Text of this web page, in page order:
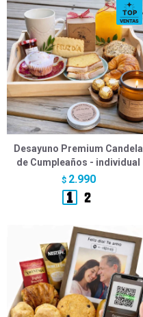
Desayuno Premium Candela
de Cumpleaños - individual
$ 2.990